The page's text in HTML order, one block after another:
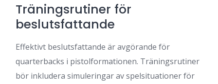
Träningsrutiner för
beslutsfattande
Effektivt beslutsfattande är avgörande för
quarterbacks i pistolformationen. Träningsrutiner
bör inkludera simuleringar av spelsituationer för